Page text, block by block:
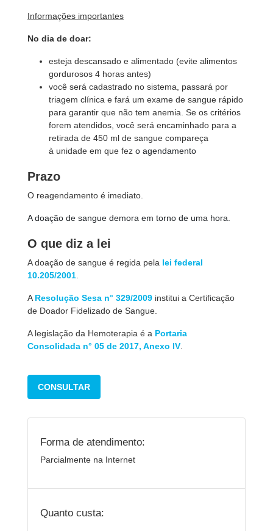
Informações importantes
No dia de doar:
esteja descansado e alimentado (evite alimentos
gordurosos 4 horas antes)
você será cadastrado no sistema, passará por
triagem clínica e fará um exame de sangue rápido
para garantir que não tem anemia. Se os critérios
forem atendidos, você será encaminhado para a
retirada de 450 ml de sangue compareça
à unidade em que fez o agendamento
Prazo
O reagendamento é imediato.
A doação de sangue demora em torno de uma hora.
O que diz a lei
A doação de sangue é regida pela lei federal
10.205/2001
A Resolução Sesa n° 329/2009 institui a Certificação
de Doador Fidelizado de Sangue.
A legislação da Hemoterapia é a Portaria
Consolidada n° 05 de 2017, Anexo IV
CONSULTAR
Forma de atendimento:
Parcialmente na Internet
Quanto custa: